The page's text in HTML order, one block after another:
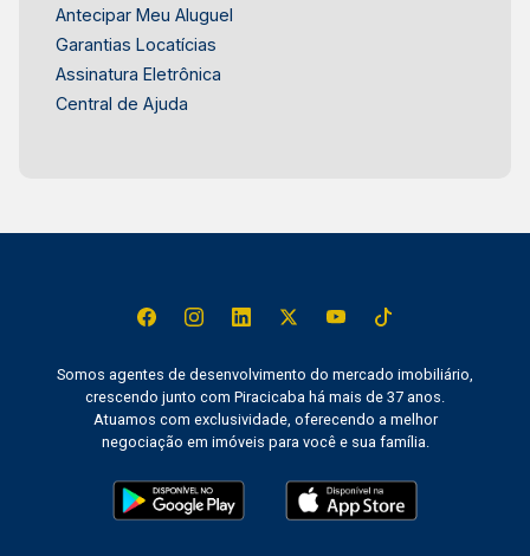
Antecipar Meu Aluguel
Garantias Locatícias
Assinatura Eletrônica
Central de Ajuda
Somos agentes de desenvolvimento do mercado imobiliário,
crescendo junto com Piracicaba há mais de 37 anos.
Atuamos com exclusividade, oferecendo a melhor
negociação em imóveis para você e sua família.